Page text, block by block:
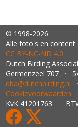
© 1998-2026
Alle foto's en content
CC BY‑NC‑ND 4.0
Dutch Birding
Germenzeel 707 ·
dba@dutchbirding.nl
Cookievoorwaarden
KvK 41201763 ·